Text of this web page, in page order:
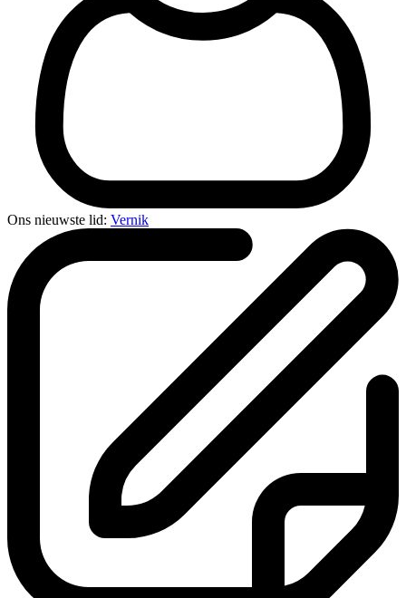
Ons nieuwste lid: Vernik